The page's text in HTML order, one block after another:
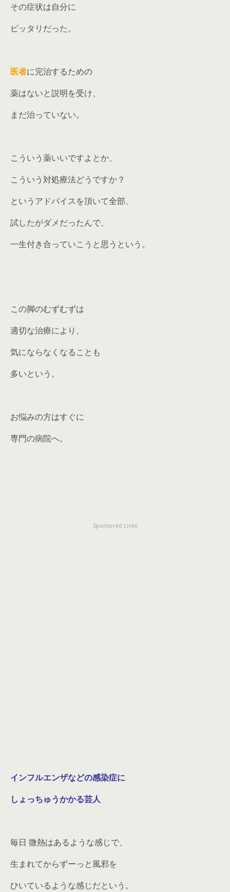
その症状は自分に
ピッタリだった。
医者に完治するための
薬はないと説明を受け、
まだ治っていない。
こういう薬いいですよとか、
こういう対処療法どうですか？
というアドバイスを頂いて全部、
試したがダメだったんで、
一生付き合っていこうと思うという。
この脚のむずむずは
適切な治療により、
気にならなくなることも
多いという。
お悩みの方はすぐに
専門の病院へ。
Sponsored Links
インフルエンザなどの感染症に
しょっちゅうかかる芸人
毎日 微熱はあるような感じで、
生まれてからずーっと風邪を
ひいているような感じだという。